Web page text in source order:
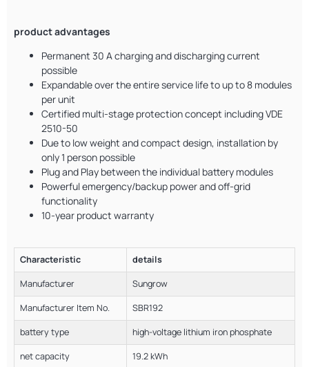
product advantages
Permanent 30 A charging and discharging current
possible
Expandable over the entire service life to up to 8 modules
per unit
Certified multi-stage protection concept including VDE
2510-50
Due to low weight and compact design, installation by
only 1 person possible
Plug and Play between the individual battery modules
Powerful emergency/backup power and off-grid
functionality
10-year product warranty
Characteristic details
Manufacturer Sungrow
Manufacturer Item No. SBR192
battery type high-voltage lithium iron phosphate
net capacity 19.2 kWh